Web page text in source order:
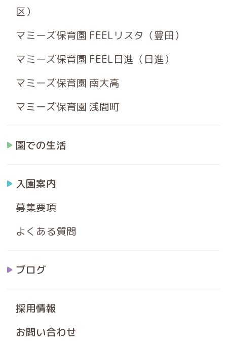
区）
マミーズ保育園 FEELリスタ（豊田）
マミーズ保育園 FEEL日進（日進）
マミーズ保育園 南大高
マミーズ保育園 浅間町
園での生活
入園案内
募集要項
よくある質問
ブログ
採用情報
お問い合わせ